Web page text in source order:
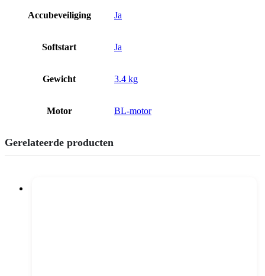
Accubeveiliging Ja
Softstart Ja
Gewicht 3.4 kg
Motor BL-motor
Gerelateerde producten